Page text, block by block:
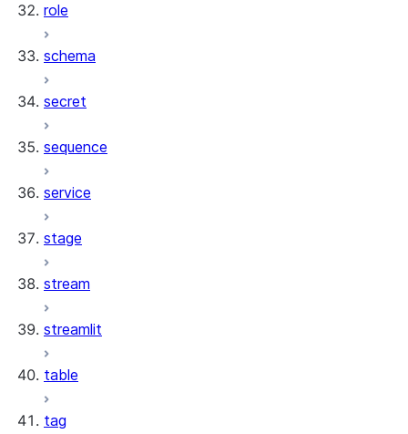
role
schema
secret
sequence
service
stage
stream
streamlit
table
tag